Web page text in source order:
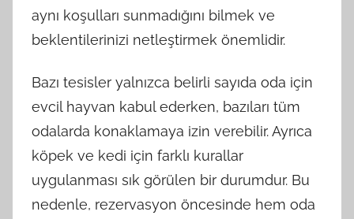
aynı koşulları sunmadığını bilmek ve
beklentilerinizi netleştirmek önemlidir.
Bazı tesisler yalnızca belirli sayıda oda için
evcil hayvan kabul ederken, bazıları tüm
odalarda konaklamaya izin verebilir. Ayrıca
köpek ve kedi için farklı kurallar
uygulanması sık görülen bir durumdur. Bu
nedenle, rezervasyon öncesinde hem oda